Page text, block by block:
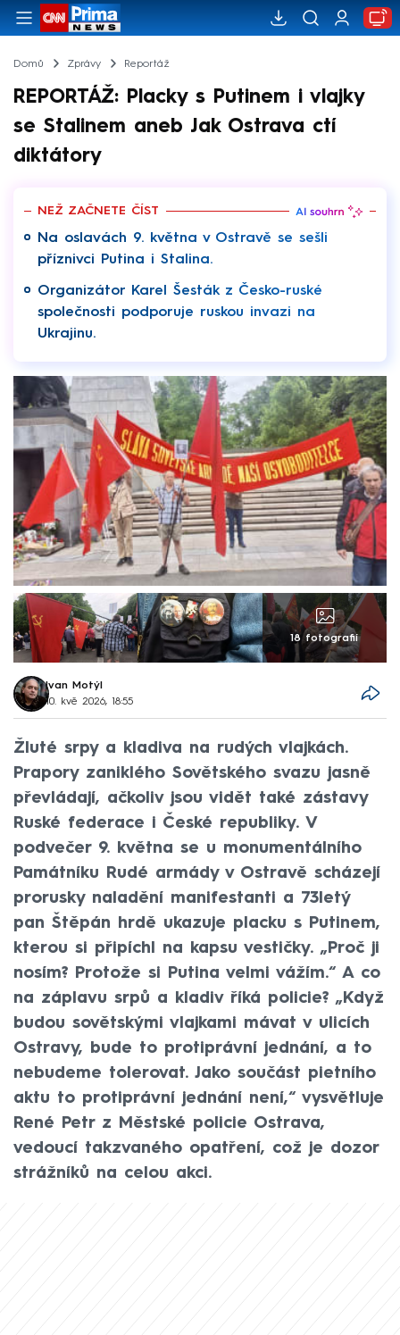
Domů Zprávy Reportáž
REPORTÁŽ: Placky s Putinem i vlajky
se Stalinem aneb Jak Ostrava ctí
diktátory
NEŽ ZAČNETE ČÍST
Na oslavách 9. května v Ostravě se sešli
příznivci Putina i Stalina.
Organizátor Karel Šesták z Česko-ruské
společnosti podporuje ruskou invazi na
Ukrajinu.
18 fotografií
Ivan Motýl
10. kvě 2026, 18:55
Žluté srpy a kladiva na rudých vlajkách.
Prapory zaniklého Sovětského svazu jasně
převládají, ačkoliv jsou vidět také zástavy
Ruské federace i České republiky. V
podvečer 9. května se u monumentálního
Památníku Rudé armády v Ostravě scházejí
prorusky naladění manifestanti a 73letý
pan Štěpán hrdě ukazuje placku s Putinem,
kterou si připíchl na kapsu vestičky. „Proč ji
nosím? Protože si Putina velmi vážím.“ A co
na záplavu srpů a kladiv říká policie? „Když
budou sovětskými vlajkami mávat v ulicích
Ostravy, bude to protiprávní jednání, a to
nebudeme tolerovat. Jako součást pietního
aktu to protiprávní jednání není,“ vysvětluje
René Petr z Městské policie Ostrava,
vedoucí takzvaného opatření, což je dozor
strážníků na celou akci.